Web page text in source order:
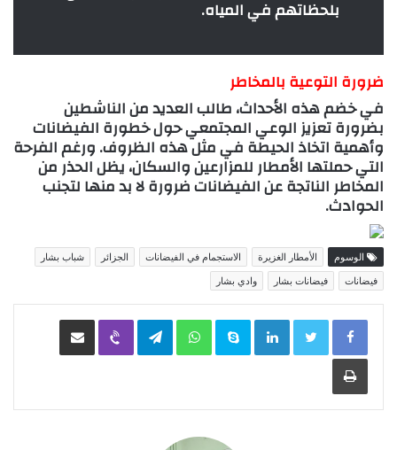
بلحظاتهم في المياه.
ضرورة التوعية بالمخاطر
في خضم هذه الأحداث، طالب العديد من الناشطين
بضرورة تعزيز الوعي المجتمعي حول خطورة الفيضانات
وأهمية اتخاذ الحيطة في مثل هذه الظروف. ورغم الفرحة
التي حملتها الأمطار للمزارعين والسكان، يظل الحذر من
المخاطر الناتجة عن الفيضانات ضرورة لا بد منها لتجنب
الحوادث.
الوسوم الأمطار الغزيرة الاستجمام في الفيضانات الجزائر
شباب بشار
فيضانات
فيضانات بشار وادي بشار
LinkedIn
Skype
WhatsApp
Telegram
Viber مشاركة عبر البريد
طباعة